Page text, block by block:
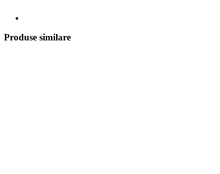
Produse similare